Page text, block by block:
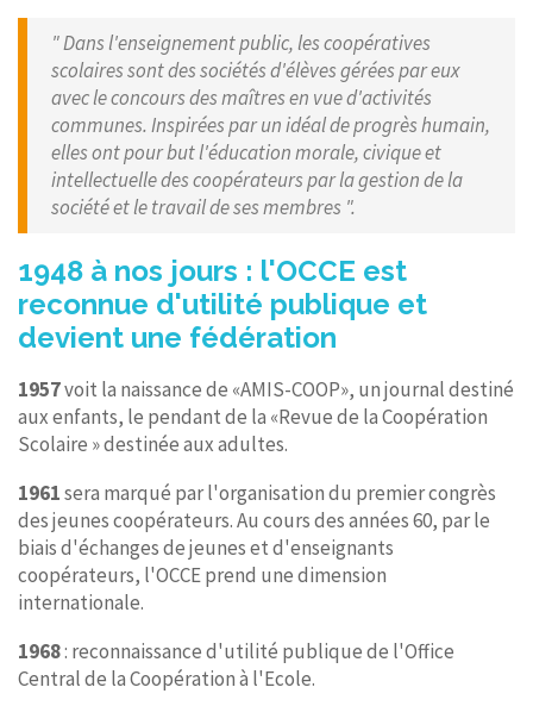
" Dans l'enseignement public, les coopératives
scolaires sont des sociétés d'élèves gérées par eux
avec le concours des maîtres en vue d'activités
communes. Inspirées par un idéal de progrès humain,
elles ont pour but l'éducation morale, civique et
intellectuelle des coopérateurs par la gestion de la
société et le travail de ses membres ".
1948 à nos jours : l'OCCE est
reconnue d'utilité publique et
devient une fédération
1957voit la naissance de «AMIS-COOP», un journal destiné
aux enfants, le pendant de la «Revue de la Coopération
Scolaire » destinée aux adultes.
1961sera marqué par l'organisation du premier congrès
des jeunes coopérateurs. Au cours des années 60, par le
biais d'échanges de jeunes et d'enseignants
coopérateurs, l'OCCE prend une dimension
internationale.
1968: reconnaissance d'utilité publique de l'Office
Central de la Coopération à l'Ecole.